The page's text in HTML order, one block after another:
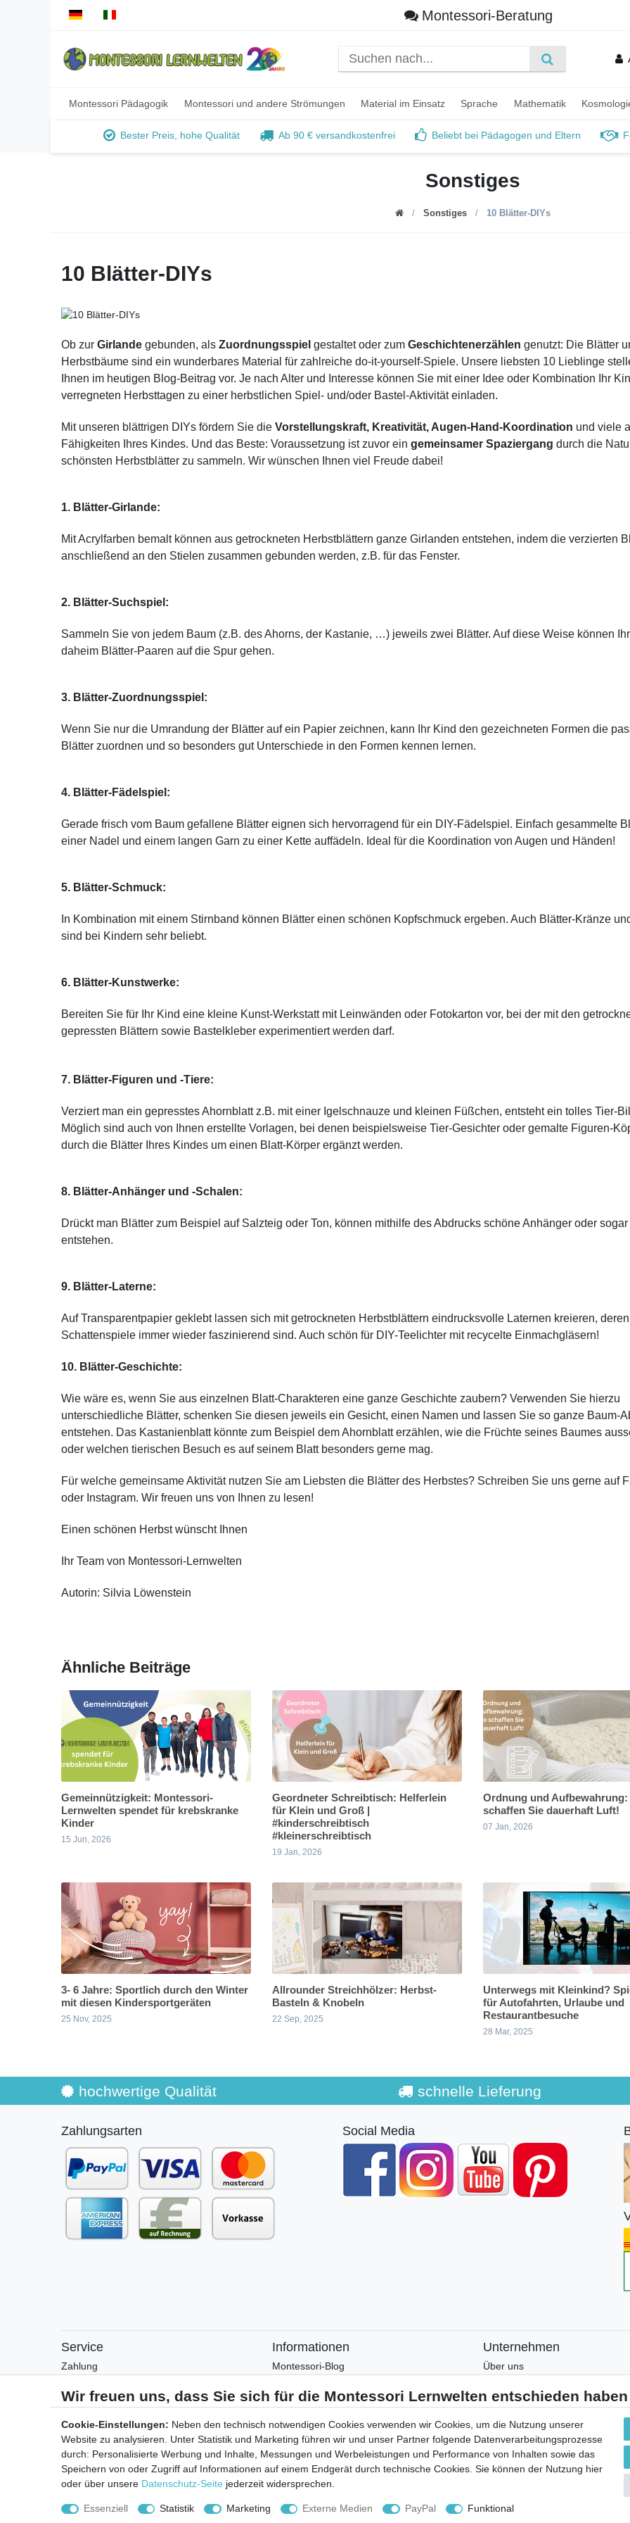
Montessori-Beratung
Montessori Pädagogik Montessori und andere Strömungen Material im Einsatz Sprache Mathematik
Bester Preis, hohe Qualität Ab 90 € versandkostenfrei Beliebt bei Pädagogen und Eltern
Sonstiges
Sonstiges 10 Blätter-DIYs
10 Blätter-DIYs
Ob zur Girlande gebunden, als Zuordnungsspiel gestaltet oder zum Geschichtenerzählen genutzt: Die Blätter
Herbstbäume sind ein wunderbares Material für zahlreiche do-it-yourself-Spiele. Unsere liebsten 10 Lieblinge
Ihnen im heutigen Blog-Beitrag vor. Je nach Alter und Interesse können Sie mit einer Idee oder Kombination Ihr
verregneten Herbsttagen zu einer herbstlichen Spiel- und/oder Bastel-Aktivität einladen.
Mit unseren blättrigen DIYs fördern Sie die Vorstellungskraft, Kreativität, Augen-Hand-Koordination und viele
Fähigkeiten Ihres Kindes. Und das Beste: Voraussetzung ist zuvor ein gemeinsamer Spaziergang durch die
schönsten Herbstblätter zu sammeln. Wir wünschen Ihnen viel Freude dabei!
1. Blätter-Girlande:
Mit Acrylfarben bemalt können aus getrockneten Herbstblättern ganze Girlanden entstehen, indem die verzierten
anschließend an den Stielen zusammen gebunden werden, z.B. für das Fenster.
2. Blätter-Suchspiel:
Sammeln Sie von jedem Baum (z.B. des Ahorns, der Kastanie, …) jeweils zwei Blätter. Auf diese Weise können
daheim Blätter-Paaren auf die Spur gehen.
3. Blätter-Zuordnungsspiel:
Wenn Sie nur die Umrandung der Blätter auf ein Papier zeichnen, kann Ihr Kind den gezeichneten Formen die
Blätter zuordnen und so besonders gut Unterschiede in den Formen kennen lernen.
4. Blätter-Fädelspiel:
Gerade frisch vom Baum gefallene Blätter eignen sich hervorragend für ein DIY-Fädelspiel. Einfach gesammelte
einer Nadel und einem langen Garn zu einer Kette auffädeln. Ideal für die Koordination von Augen und Händen!
5. Blätter-Schmuck:
In Kombination mit einem Stirnband können Blätter einen schönen Kopfschmuck ergeben. Auch Blätter-Kränze
sind bei Kindern sehr beliebt.
6. Blätter-Kunstwerke:
Bereiten Sie für Ihr Kind eine kleine Kunst-Werkstatt mit Leinwänden oder Fotokarton vor, bei der mit den
gepressten Blättern sowie Bastelkleber experimentiert werden darf.
7. Blätter-Figuren und -Tiere:
Verziert man ein gepresstes Ahornblatt z.B. mit einer Igelschnauze und kleinen Füßchen, entsteht ein tolles Tier-
Möglich sind auch von Ihnen erstellte Vorlagen, bei denen beispielsweise Tier-Gesichter oder gemalte Figuren-
durch die Blätter Ihres Kindes um einen Blatt-Körper ergänzt werden.
8. Blätter-Anhänger und -Schalen:
Drückt man Blätter zum Beispiel auf Salzteig oder Ton, können mithilfe des Abdrucks schöne Anhänger oder
entstehen.
9. Blätter-Laterne:
Auf Transparentpapier geklebt lassen sich mit getrockneten Herbstblättern eindrucksvolle Laternen kreieren, deren
Schattenspiele immer wieder faszinierend sind. Auch schön für DIY-Teelichter mit recycelte Einmachgläsern!
10. Blätter-Geschichte:
Wie wäre es, wenn Sie aus einzelnen Blatt-Charakteren eine ganze Geschichte zaubern? Verwenden Sie hierzu
unterschiedliche Blätter, schenken Sie diesen jeweils ein Gesicht, einen Namen und lassen Sie so ganze Baum-
entstehen. Das Kastanienblatt könnte zum Beispiel dem Ahornblatt erzählen, wie die Früchte seines Baumes
oder welchen tierischen Besuch es auf seinem Blatt besonders gerne mag.
Für welche gemeinsame Aktivität nutzen Sie am Liebsten die Blätter des Herbstes? Schreiben Sie uns gerne auf
oder Instagram. Wir freuen uns von Ihnen zu lesen!
Einen schönen Herbst wünscht Ihnen
Ihr Team von Montessori-Lernwelten
Autorin: Silvia Löwenstein
Ähnliche Beiträge
Gemeinnützigkeit: Montessori-
Lernwelten spendet für krebskranke
Kinder
15 Jun, 2026
Geordneter Schreibtisch: Helferlein
für Klein und Groß |
#kinderschreibtisch
#kleinerschreibtisch
19 Jan, 2026
Ordnung und Aufbewahrung:
schaffen Sie dauerhaft Luft!
07 Jan, 2026
3- 6 Jahre: Sportlich durch den Winter
mit diesen Kindersportgeräten
25 Nov, 2025
Allrounder Streichhölzer: Herbst-
Basteln & Knobeln
22 Sep, 2025
Unterwegs mit Kleinkind?
für Autofahrten, Urlaube und
Restaurantbesuche
28 Mar, 2025
hochwertige Qualität schnelle Lieferung
Zahlungsarten Social Media
Service
Zahlung
Rückgabe
Helpcenter
Katalog
Kontakt
Informationen
Montessori-Blog
Arbeitsblätter
Anleitungen und Zusatzmaterial
Unternehmen
Über uns
Partnerprogramm
Widerrufsrecht
Bestellung widerrufen
Datenschutzerklärung
AGB
Cookie-Einstellungen: Neben den technisch notwendigen Cookies verwenden wir Cookies, um die Nutzung unserer
Website zu analysieren. Unter Statistik und Marketing führen wir und unser Partner folgende Datenverarbeitungsprozesse
durch: Personalisierte Werbung und Inhalte, Messungen und Werbeleistungen und Performance von Inhalten sowie das
Speichern von oder Zugriff auf Informationen auf einem Endgerät durch technische Cookies. Sie können der Nutzung hier
oder über unsere Datenschutz-Seite jederzeit widersprechen.
Essenziell Statistik Marketing Externe Medien PayPal Funktional